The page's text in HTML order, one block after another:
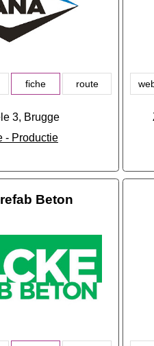
fiche route
3, Brugge
- Productie
Beton